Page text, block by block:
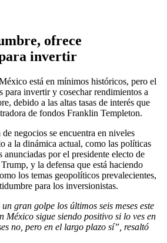
ofrece
invertir
está en mínimos históricos, pero el
para invertir y cosechar rendimientos a
debido a las altas tasas de interés que
de fondos Franklin Templeton.
negocios se encuentra en niveles
a la dinámica actual, como las políticas
por el presidente electo de
y la defensa que está haciendo
los temas geopolíticos prevalecientes,
para los inversionistas.
gran golpe los últimos seis meses este
México sigue siendo positivo si lo ves en
no, pero en el largo plazo sí”, resaltó